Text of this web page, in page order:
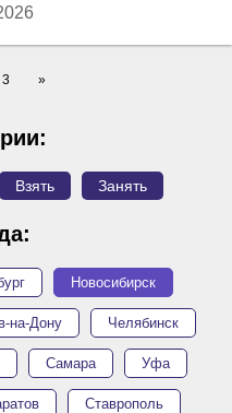
3 »
Взять Занять
Новосибирск
на-Дону Челябинск
Самара Уфа
Ставрополь